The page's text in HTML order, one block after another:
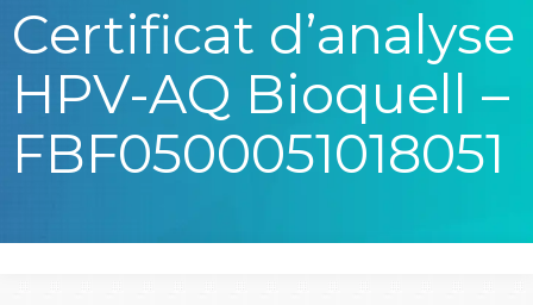
Certificat d’analyse
HPV-AQ Bioquell –
FBF0500051018051